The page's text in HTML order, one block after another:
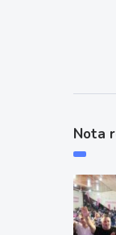
Nota